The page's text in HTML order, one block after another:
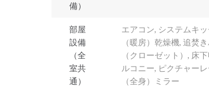
備）
部屋
設備
（全
室共
通）
エアコン, システムキ
（暖房）乾燥機, 追焚
（クローゼット）, 床
ルコニー, ピクチャー
（全身）ミラー